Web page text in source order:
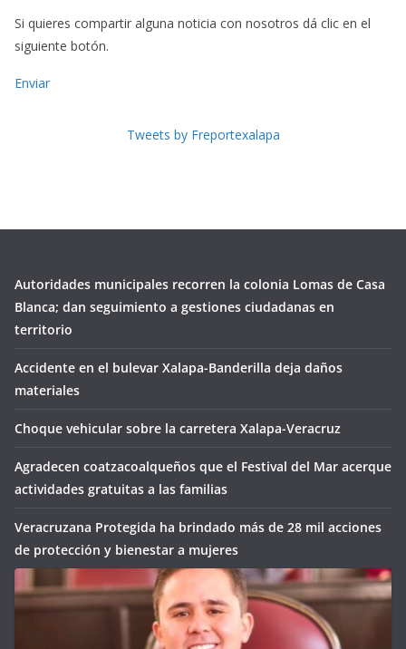
Si quieres compartir alguna noticia con nosotros dá clic en el
siguiente botón.
Enviar
Tweets by Freportexalapa
Autoridades municipales recorren la colonia Lomas de Casa
Blanca; dan seguimiento a gestiones ciudadanas en
territorio
Accidente en el bulevar Xalapa-Banderilla deja daños
materiales
Choque vehicular sobre la carretera Xalapa-Veracruz
Agradecen coatzacoalqueños que el Festival del Mar acerque
actividades gratuitas a las familias
Veracruzana Protegida ha brindado más de 28 mil acciones
de protección y bienestar a mujeres